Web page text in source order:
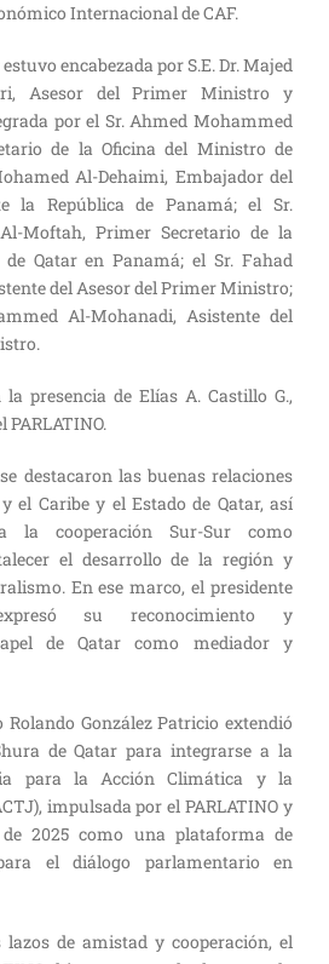
Internacional de CAF.
encabezada por S.E. Dr. Majed
Asesor del Primer Ministro y
por el Sr. Ahmed Mohammed
de la Oficina del Ministro de
Al-Dehaimi, Embajador del
la República de Panamá; el Sr.
Moftah, Primer Secretario de la
Qatar en Panamá; el Sr. Fahad
del Asesor del Primer Ministro;
Al-Mohanadi, Asistente del
presencia de Elías A. Castillo G.,
destacaron las buenas relaciones
el Caribe y el Estado de Qatar, así
cooperación Sur-Sur como
el desarrollo de la región y
En ese marco, el presidente
su reconocimiento y
de Qatar como mediador y
González Patricio extendió
de Qatar para integrarse a la
para la Acción Climática y la
impulsada por el PARLATINO y
2025 como una plataforma de
el diálogo parlamentario en
de amistad y cooperación, el